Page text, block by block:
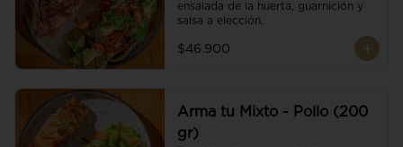
ensalada de la huerta, guarnición y
salsa a elección.
$46.900
Arma tu Mixto - Pollo (200
gr)